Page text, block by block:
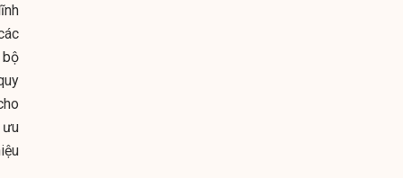
bộ
ưu